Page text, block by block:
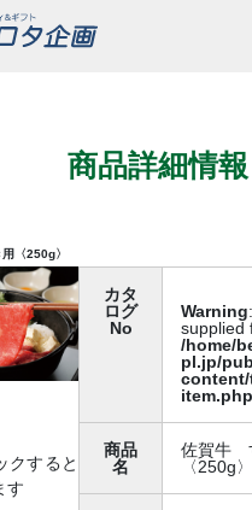
商品詳細情報
〈250g〉
クすると
す
カタ
ログ
No
Warning
supplied
/home/
pl.jp/
item.php
商品
名
佐賀牛
〈250g〉